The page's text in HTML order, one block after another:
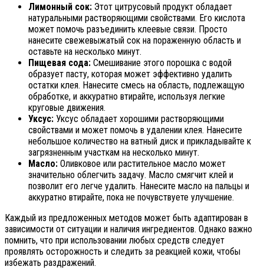
Лимонный сок: Этот цитрусовый продукт обладает
натуральными растворяющими свойствами. Его кислота
может помочь разъединить клеевые связи. Просто
нанесите свежевыжатый сок на пораженную область и
оставьте на несколько минут.
Пищевая сода: Смешивание этого порошка с водой
образует пасту, которая может эффективно удалить
остатки клея. Нанесите смесь на область, подлежащую
обработке, и аккуратно втирайте, используя легкие
круговые движения.
Уксус: Уксус обладает хорошими растворяющими
свойствами и может помочь в удалении клея. Нанесите
небольшое количество на ватный диск и прикладывайте к
загрязненным участкам на несколько минут.
Масло: Оливковое или растительное масло может
значительно облегчить задачу. Масло смягчит клей и
позволит его легче удалить. Нанесите масло на пальцы и
аккуратно втирайте, пока не почувствуете улучшение.
Каждый из предложенных методов может быть адаптирован в
зависимости от ситуации и наличия ингредиентов. Однако важно
помнить, что при использовании любых средств следует
проявлять осторожность и следить за реакцией кожи, чтобы
избежать раздражений.